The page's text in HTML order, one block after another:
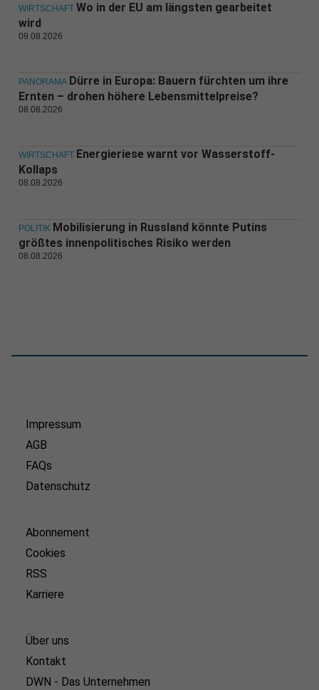
WIRTSCHAFT Wo in der EU am längsten gearbeitet
wird
09.08.2026
PANORAMA Dürre in Europa: Bauern fürchten um ihre
Ernten – drohen höhere Lebensmittelpreise?
08.08.2026
WIRTSCHAFT Energieriese warnt vor Wasserstoff-
Kollaps
08.08.2026
POLITIK Mobilisierung in Russland könnte Putins
größtes innenpolitisches Risiko werden
08.08.2026
Impressum
AGB
FAQs
Datenschutz
Abonnement
Cookies
RSS
Karriere
Über uns
Kontakt
DWN - Das Unternehmen